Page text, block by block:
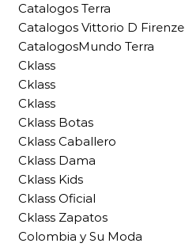
Catalogos Terra
Catalogos Vittorio D Firenze
CatalogosMundo Terra
Cklass
Cklass
Cklass
Cklass Botas
Cklass Caballero
Cklass Dama
Cklass Kids
Cklass Oficial
Cklass Zapatos
Colombia y Su Moda